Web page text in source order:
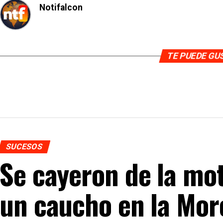
Notifalcon
TE PUEDE
SUCESOS
Se cayeron de la
un caucho en la